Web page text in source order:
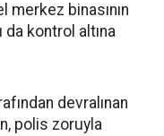
merkez binasının
da kontrol altına
devralınan
polis zoruyla